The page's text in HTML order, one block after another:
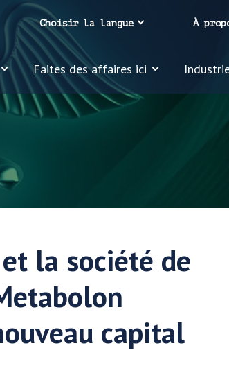
Faites des affaires ici
À
Choisir la langue
la société de
capital